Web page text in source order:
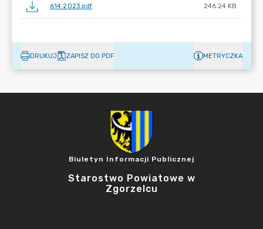
614.2023.pdf 246.24 KB
DRUKUJ ZAPISZ DO PDF METRYCZKA
Biuletyn Informacji Publicznej
Starostwo Powiatowe w
Zgorzelcu